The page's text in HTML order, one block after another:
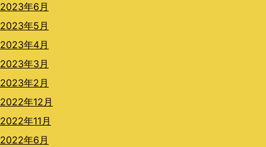
2023年6月
2023年5月
2023年4月
2023年3月
2023年2月
2022年12月
2022年11月
2022年6月